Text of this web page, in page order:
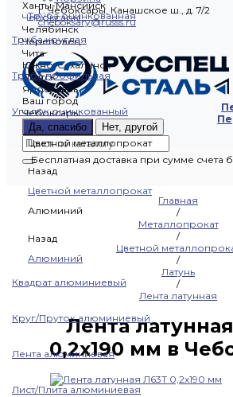
Ханты-Мансийск
Чебоксары
Челябинск
Череповец
Чита
Южно-Сахалинск
Якутск
Ярославль
Ваш город
Чебоксары
Да, спасибо
Нет, другой
г. Чебоксары, Канашское ш., д. 7/2
cheboksary@russs.ru
Труба оцинкованная
Труба круглая
Труба профильная
Уголок оцинкованный
Цветной металлопрокат
Назад
Цветной металлопрокат
Алюминий
Назад
Алюминий
Квадрат алюминиевый
Круг/Пруток алюминиевый
Лента алюминиевая
Лист/Плита алюминиевая
Бесплатная доставка при сумме счета
Главная
/
Металлопрокат
/
Цветной
/
Латунь
/
Лента латунная
Лента
0,2х190 мм в